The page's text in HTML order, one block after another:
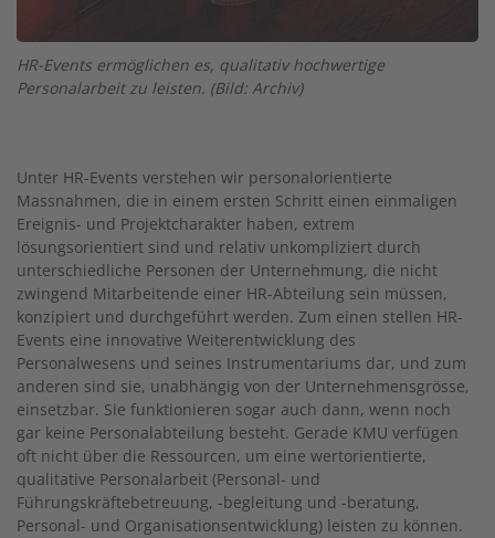
HR-Events ermöglichen es, qualitativ hochwertige
Personalarbeit zu leisten. (Bild: Archiv)
Unter HR-Events verstehen wir personalorientierte
Massnahmen, die in einem ersten Schritt einen einmaligen
Ereignis- und Projektcharakter haben, extrem
lösungsorientiert sind und relativ unkompliziert durch
unterschiedliche Personen der Unternehmung, die nicht
zwingend Mitarbeitende einer HR-Abteilung sein müssen,
konzipiert und durchgeführt werden. Zum einen stellen HR-
Events eine innovative Weiterentwicklung des
Personalwesens und seines Instrumentariums dar, und zum
anderen sind sie, unabhängig von der Unternehmensgrösse,
einsetzbar. Sie funktionieren sogar auch dann, wenn noch
gar keine Personalabteilung besteht. Gerade KMU verfügen
oft nicht über die Ressourcen, um eine wertorientierte,
qualitative Personalarbeit (Personal- und
Führungskräftebetreuung, -begleitung und -beratung,
Personal- und Organisationsentwicklung) leisten zu können.